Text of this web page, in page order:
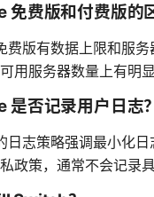
费版和付费版的
版有数据上限和服务
用服务器数量上有明显
否记录用户日志？
志策略强调最小化日
政策，通常不会记录